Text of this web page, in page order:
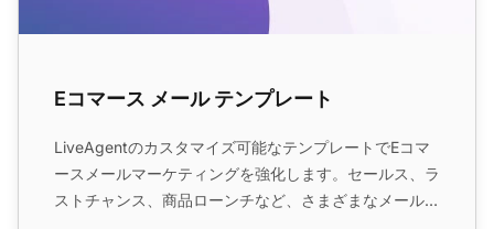
Eコマース メール テンプレート
LiveAgentのカスタマイズ可能なテンプレートでEコマ
ースメールマーケティングを強化します。セールス、ラ
ストチャンス、商品ローンチなど、さまざまなメールタ